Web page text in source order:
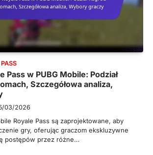
Pass w PUBG Mobile: Podział
Szczegółowa analiza,
03/2026
Royale Pass są zaprojektowane, aby
gry, oferując graczom ekskluzywne
postępów przez różne…